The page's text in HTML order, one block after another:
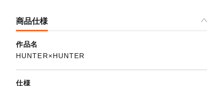
商品仕様
作品名
HUNTER×HUNTER
仕様